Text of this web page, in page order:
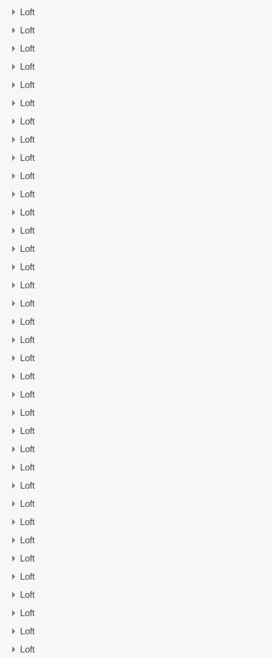
Loft
Loft
Loft
Loft
Loft
Loft
Loft
Loft
Loft
Loft
Loft
Loft
Loft
Loft
Loft
Loft
Loft
Loft
Loft
Loft
Loft
Loft
Loft
Loft
Loft
Loft
Loft
Loft
Loft
Loft
Loft
Loft
Loft
Loft
Loft
Loft